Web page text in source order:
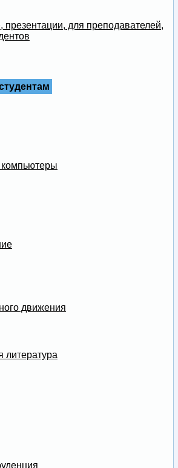
презентации, для преподавателей,
движения
литература